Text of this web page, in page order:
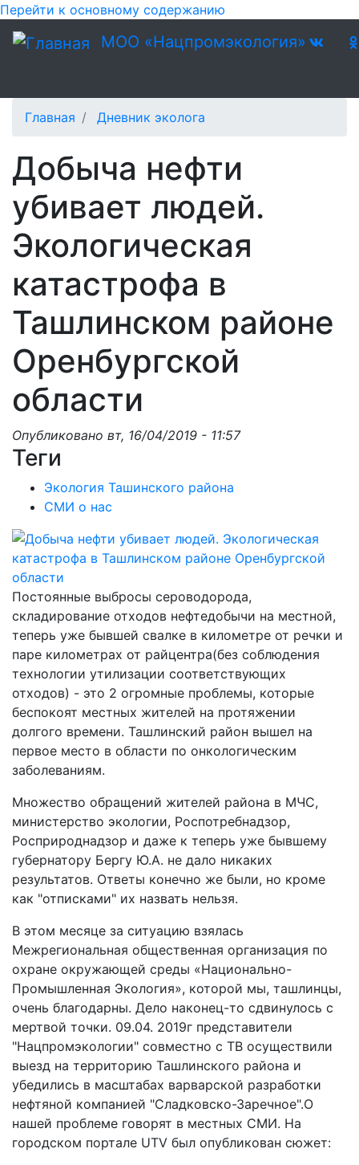
Перейти к основному содержанию
МОО «Нацпромэкология»
Главная Дневник эколога
Добыча нефти
убивает людей.
Экологическая
катастрофа в
Ташлинском районе
Оренбургской
области
Опубликовано вт, 16/04/2019 - 11:57
Теги
Экология Ташинского района
СМИ о нас
Постоянные выбросы сероводорода,
складирование отходов нефтедобычи на местной,
теперь уже бывшей свалке в километре от речки и
паре километрах от райцентра(без соблюдения
технологии утилизации соответствующих
отходов) - это 2 огромные проблемы, которые
беспокоят местных жителей на протяжении
долгого времени. Ташлинский район вышел на
первое место в области по онкологическим
заболеваниям.
Множество обращений жителей района в МЧС,
министерство экологии, Роспотребнадзор,
Росприроднадзор и даже к теперь уже бывшему
губернатору Бергу Ю.А. не дало никаких
результатов. Ответы конечно же были, но кроме
как "отписками" их назвать нельзя.
В этом месяце за ситуацию взялась
Межрегиональная общественная организация по
охране окружающей среды «Национально-
Промышленная Экология», которой мы, ташлинцы,
очень благодарны. Дело наконец-то сдвинулось с
мертвой точки. 09.04. 2019г представители
"Нацпромэкологии" совместно с ТВ осуществили
выезд на территорию Ташлинского района и
убедились в масштабах варварской разработки
нефтяной компанией "Сладковско-Заречное".О
нашей проблеме говорят в местных СМИ. На
городском портале UTV был опубликован сюжет: